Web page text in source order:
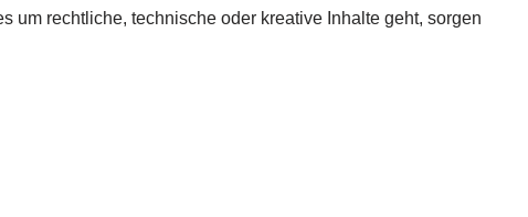
um rechtliche, technische oder kreative Inhalte geht, sorgen